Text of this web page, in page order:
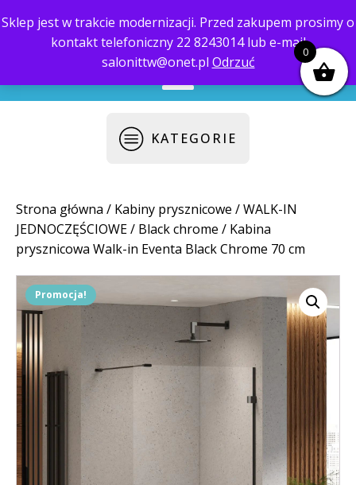
Sklep jest w trakcie modernizacji. Przed zakupem prosimy o
kontakt telefoniczny 22 8243014 lub e-mail
salonittw@onet.pl Odrzuć
biuro@saloni.pl 22 559-10-50
KATEGORIE
Strona główna / Kabiny prysznicowe /WALK-IN
JEDNOCZĘŚCIOWE/ Black chrome / Kabina
prysznicowa Walk-in Eventa Black Chrome 70 cm
Promocja!
0